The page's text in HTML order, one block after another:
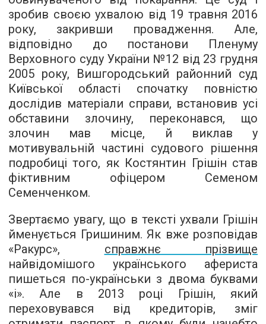
зробив своєю ухвалою від 19 травня 2016
року, закривши провадження. Але,
відповідно до постанови Пленуму
Верховного суду України №12 від 23 грудня
2005 року, Вишгородський районний суд
Київської області спочатку повністю
дослідив матеріали справи, встановив усі
обставини злочину, переконався, що
злочин мав місце, й виклав у
мотивувальній частині судового рішення
подробиці того, як Костянтин Грішін став
фіктивним офіцером Семеном
Семенченком.
Звертаємо увагу, що в тексті ухвали Грішін
йменується Гришиним. Як вже розповідав
«Ракурс», справжнє прізвище
найвідомішого українського афериста
пишеться по-українськи з двома буквами
«і». Але в 2013 році Грішін, який
переховувався від кредиторів, зміг